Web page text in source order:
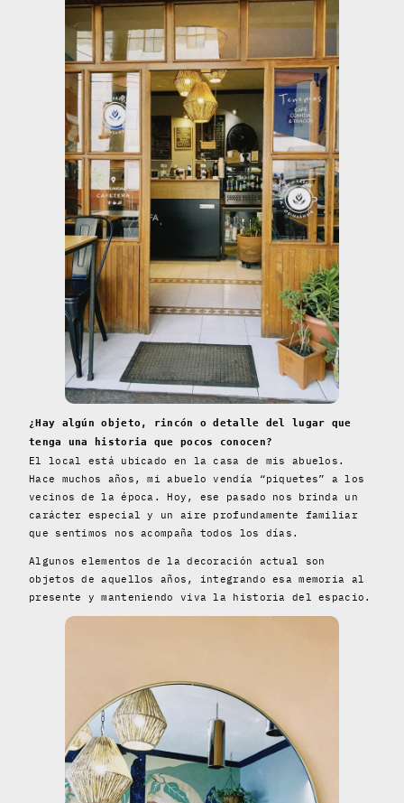
¿Hay algún objeto, rincón o detalle del lugar que
tenga una historia que pocos conocen?
El local está ubicado en la casa de mis abuelos.
Hace muchos años, mi abuelo vendía “piquetes” a los
vecinos de la época. Hoy, ese pasado nos brinda un
carácter especial y un aire profundamente familiar
que sentimos nos acompaña todos los días.
Algunos elementos de la decoración actual son
objetos de aquellos años, integrando esa memoria al
presente y manteniendo viva la historia del espacio.